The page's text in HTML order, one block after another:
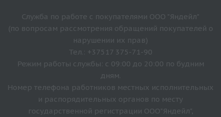
Служба по работе с покупателями ООО "Яндейл"
(по вопросам рассмотрения обращений покупателей о
нарушении их прав)
Тел.: +37517 375-71-90
Режим работы службы: с 09:00 до 20:00 по будним
дням.
Номер телефона работников местных исполнительных
и распорядительных органов по месту
государственной регистрации ООО"Яндейл",